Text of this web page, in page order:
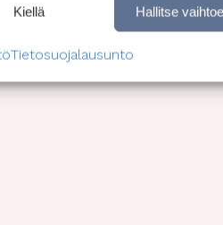
valitsemiseksi, Palvelujen
tietojen käyttö sisällön
Kiellä Hallitse
Tietosuojalausunto